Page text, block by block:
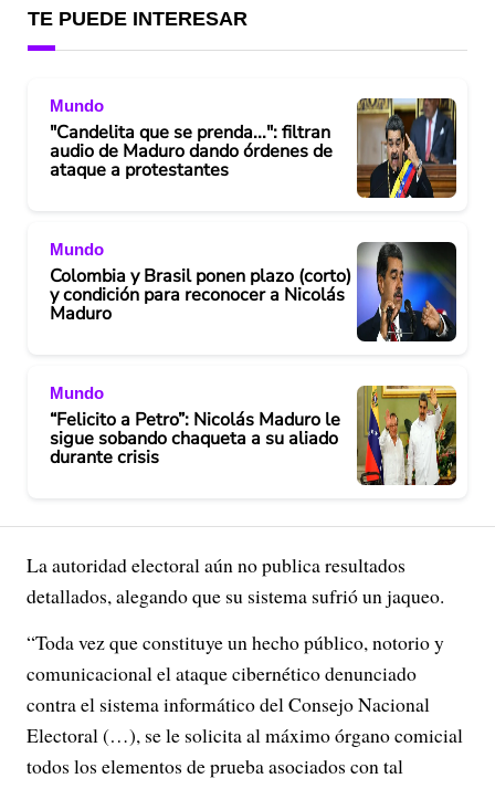
TE PUEDE INTERESAR
Mundo
"Candelita que se prenda...": filtran
audio de Maduro dando órdenes de
ataque a protestantes
Mundo
Colombia y Brasil ponen plazo (corto)
y condición para reconocer a Nicolás
Maduro
Mundo
“Felicito a Petro”: Nicolás Maduro le
sigue sobando chaqueta a su aliado
durante crisis
La autoridad electoral aún no publica resultados
detallados, alegando que su sistema sufrió un jaqueo.
“Toda vez que constituye un hecho público, notorio y
comunicacional el ataque cibernético denunciado
contra el sistema informático del Consejo Nacional
Electoral (…), se le solicita al máximo órgano comicial
todos los elementos de prueba asociados con tal